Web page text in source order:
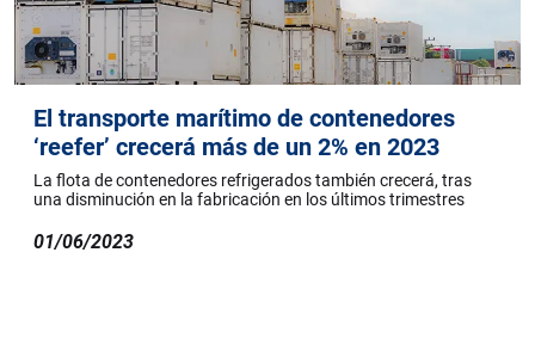
El transporte marítimo de contenedores
‘reefer’ crecerá más de un 2% en 2023
La flota de contenedores refrigerados también crecerá, tras
una disminución en la fabricación en los últimos trimestres
01/06/2023